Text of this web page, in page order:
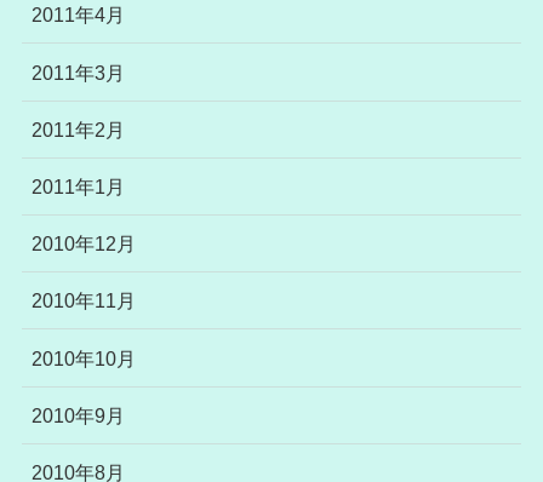
2011年4月
2011年3月
2011年2月
2011年1月
2010年12月
2010年11月
2010年10月
2010年9月
2010年8月